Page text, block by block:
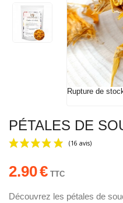
Rupture de
PÉTALES DE
2.90€ TTC
Découvrez les pétales de